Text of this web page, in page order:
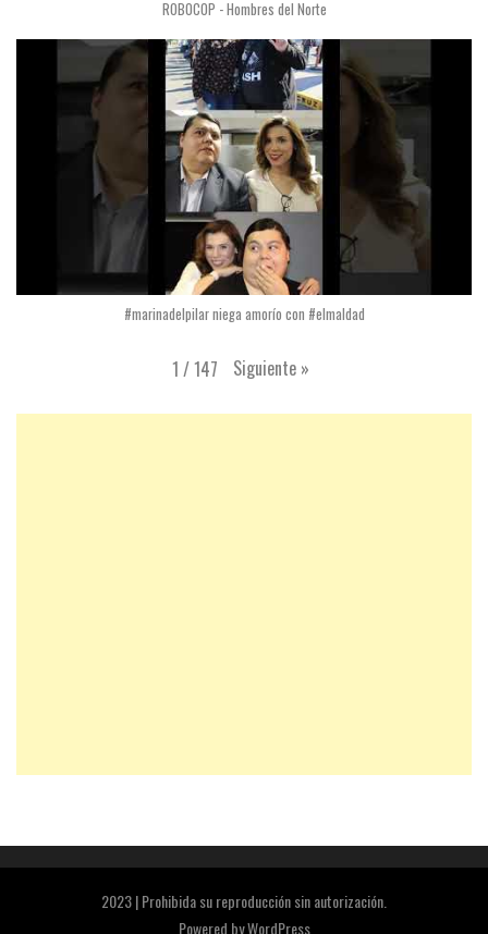
ROBOCOP - Hombres del Norte
#marinadelpilar niega amorío con #elmaldad
1 /147 Siguiente »
2023 | Prohibida su reproducción sin autorización.
Powered byWordPress